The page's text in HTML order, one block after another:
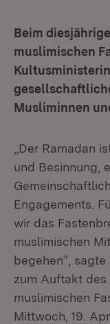
Beim
muslimischen
Musliminnen
„Der Ramadan
und Besinnung,
Engagements.
wir das
muslimischen
begehen“,
zum Auftakt
muslimischen
Mittwoch, 19.